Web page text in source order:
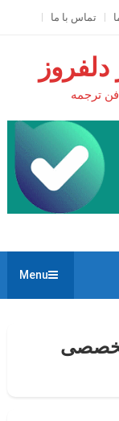
تماس با ما
ترجمه
Menu